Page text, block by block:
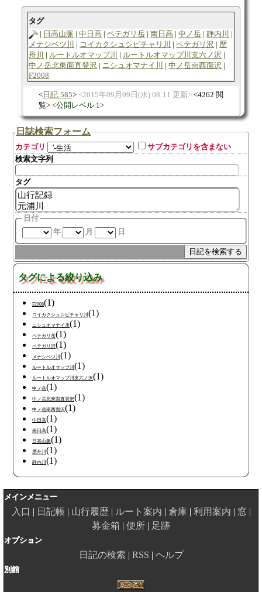
タグ
日高山脈
中日高 ペテガリ岳 南日高 中ノ岳
静内川
メナシベツ川
コイカクシュシビチャリ川 ペテガリ沢
歴
舟川
ルートルオマップ川
ルートルオマップ川支六ノ沢
中ノ岳北東面直登沢
ニシュオマナイ川
中ノ岳南西面沢
F2008
日記:585 2015年09月09日(水) 08:11 更新
4262 閲
覧
公開レベル 1
日誌検索フォーム
カテゴリ
サブカテゴリを含まない
検索文字列
タグ
日付
年
月 日
タグによる絞り込み
F2008(1)
コイカクシュシビチャリ川(1)
ニシュオマナイ川(1)
ペテガリ岳(1)
ペテガリ沢(1)
メナシベツ川(1)
ルートルオマップ川(1)
ルートルオマップ川支六ノ沢(1)
中ノ岳(1)
中ノ岳北東面直登沢(1)
中ノ岳南西面沢(1)
中日高(1)
南日高(1)
日高山脈(1)
歴舟川(1)
静内川(1)
メインメニュー
入口 日記帳 山行履歴 ルート案内 倉庫 利用案内
窓
募金箱
便所 足跡
オプション
日記の検索 RSS ヘルプ
別館